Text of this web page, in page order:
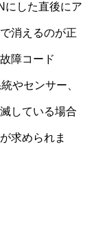
にした直後にア
消えるのが正
障コード
やセンサー、
している場合
求められま